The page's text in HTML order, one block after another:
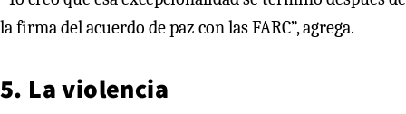
la firma del acuerdo de paz con las FARC”, agrega.
5. La violencia